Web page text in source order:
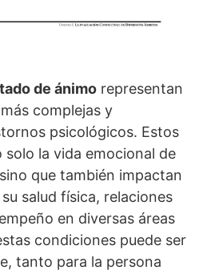
de ánimo representan
complejas y
psicológicos. Estos
la vida emocional de
que también impactan
salud fí­sica, relaciones
en diversas áreas
condiciones puede ser
tanto para la persona